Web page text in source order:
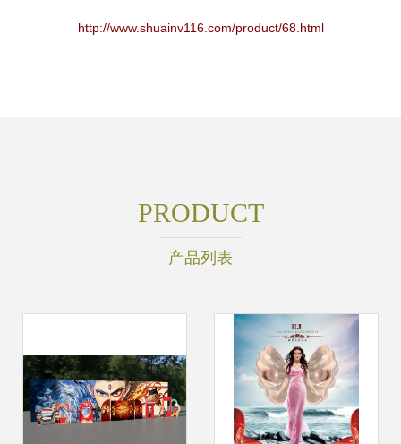
http://www.shuainv116.com/product/68.html
PRODUCT
产品列表